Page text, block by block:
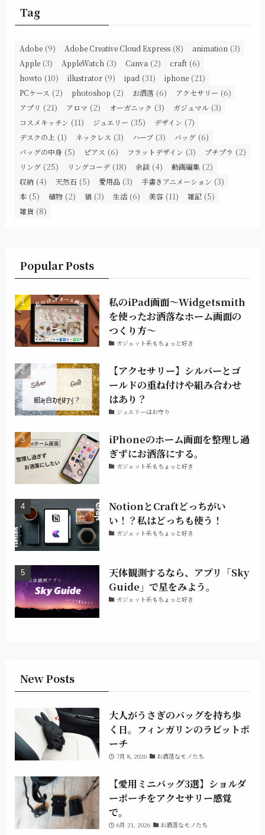
Tag
Adobe (9) Adobe Creative Cloud Express (8) animation (3)
Apple (3) AppleWatch (3) Canva (2) craft (6)
howto (10) illustrator (9) ipad (31) iphone (21)
PCケース (2) photoshop (2) お洒落 (6) アクセサリー (6)
アプリ (21) アロマ (2) オーガニック (3) ガジュマル (3)
コスメキッチン (11) ジュエリー (35) デザイン (7)
デスクの上 (1) ネックレス (3) ハーブ (3) バッグ (6)
バッグの中身 (5) ピアス (6) フラットデザイン (3) プチプラ (2)
リング (25) リングコーデ (18) 余談 (4) 動画編集 (2)
収納 (4) 天然石 (5) 愛用品 (3) 手書きアニメーション (3)
本 (5) 植物 (2) 猫 (3) 生活 (6) 美容 (11) 雑記 (5)
雑貨 (8)
Popular Posts
私のiPad画面〜Widgetsmith
を使ったお洒落なホーム画面の
つくり方〜
ガジェット系もちょっと好き
【アクセサリー】シルバーとゴ
ールドの重ね付けや組み合わせ
はあり？
ジュエリーはお守り
iPhoneのホーム画面を整理し過
ぎずにお洒落にする。
ガジェット系もちょっと好き
NotionとCraftどっちがい
い！？私はどっちも使う！
ガジェット系もちょっと好き
天体観測するなら、アプリ「Sky
Guide」で星をみよう。
ガジェット系もちょっと好き
New Posts
大人がうさぎのバッグを持ち歩
く日。フィンガリンのラビットポ
ーチ
7月 8, 2026 お洒落なモノたち
【愛用ミニバッグ3選】ショルダ
ーポーチをアクセサリー感覚
で。
6月 21, 2026 お洒落なモノたち